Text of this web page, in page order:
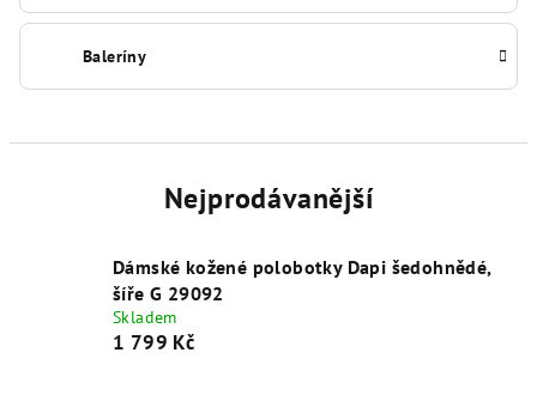
Baleríny
Nejprodávanější
Dámské kožené polobotky Dapi šedohnědé,
šíře G 29092
Skladem
1 799 Kč